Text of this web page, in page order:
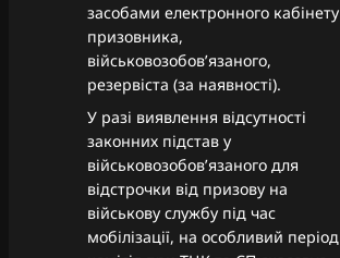
засобами електронного кабінету
призовника,
військовозобов’язаного,
резервіста (за наявності).
У разі виявлення відсутності
законних підстав у
військовозобов’язаного для
відстрочки від призову на
військову службу під час
мобілізації, на особливий період